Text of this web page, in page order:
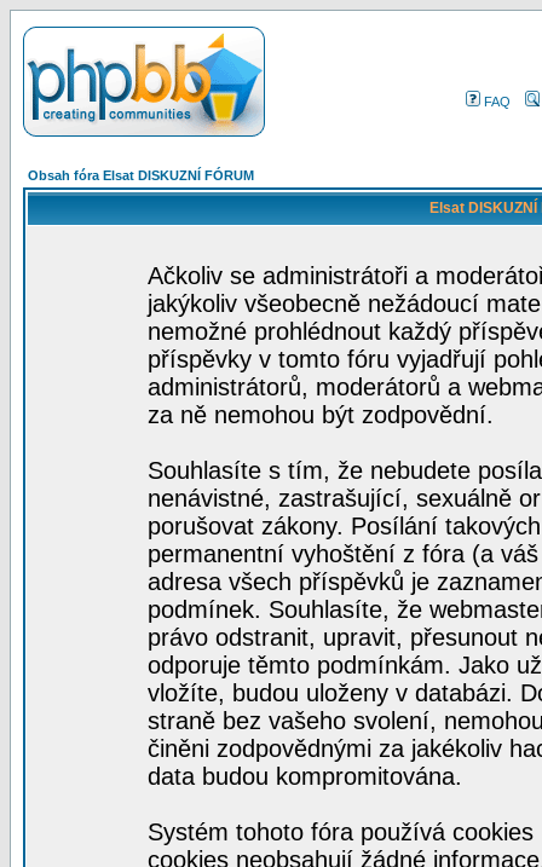
FAQ
Obsah fóra Elsat DISKUZNÍ FÓRUM
Elsat
Ačkoliv se administrátoři a
jakýkoliv všeobecně nežádoucí
nemožné prohlédnout každý
příspěvky v tomto fóru vyjadřují
administrátorů, moderátorů a
za ně nemohou být zodpovědní.
Souhlasíte s tím, že nebudete
nenávistné, zastrašující, sexuálně
porušovat zákony. Posílání
permanentní vyhoštění z fóra (a
adresa všech příspěvků je
podmínek. Souhlasíte, že
právo odstranit, upravit, přesunout
odporuje těmto podmínkám. Jako
vložíte, budou uloženy v databázi.
straně bez vašeho svolení,
činěni zodpovědnými za jakékoliv
data budou kompromitována.
Systém tohoto fóra používá
cookies neobsahují žádné